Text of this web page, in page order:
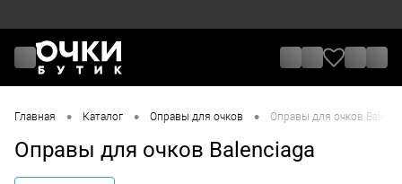
Главная • Каталог • Оправы для очков • Оправы для очков
Оправы для очков Balenciaga